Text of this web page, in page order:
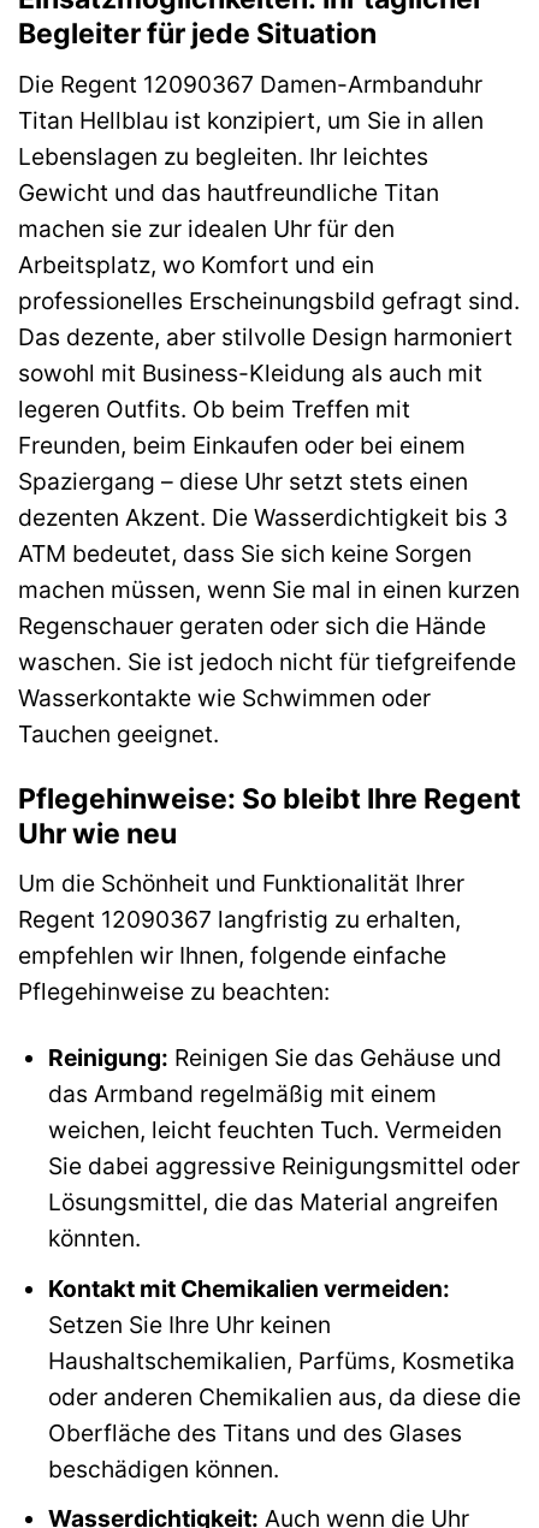
Begleiter für jede Situation
Die Regent 12090367 Damen-Armbanduhr
Titan Hellblau ist konzipiert, um Sie in allen
Lebenslagen zu begleiten. Ihr leichtes
Gewicht und das hautfreundliche Titan
machen sie zur idealen Uhr für den
Arbeitsplatz, wo Komfort und ein
professionelles Erscheinungsbild gefragt sind.
Das dezente, aber stilvolle Design harmoniert
sowohl mit Business-Kleidung als auch mit
legeren Outfits. Ob beim Treffen mit
Freunden, beim Einkaufen oder bei einem
Spaziergang – diese Uhr setzt stets einen
dezenten Akzent. Die Wasserdichtigkeit bis 3
ATM bedeutet, dass Sie sich keine Sorgen
machen müssen, wenn Sie mal in einen kurzen
Regenschauer geraten oder sich die Hände
waschen. Sie ist jedoch nicht für tiefgreifende
Wasserkontakte wie Schwimmen oder
Tauchen geeignet.
Pflegehinweise: So bleibt Ihre Regent
Uhr wie neu
Um die Schönheit und Funktionalität Ihrer
Regent 12090367 langfristig zu erhalten,
empfehlen wir Ihnen, folgende einfache
Pflegehinweise zu beachten:
Reinigung: Reinigen Sie das Gehäuse und
das Armband regelmäßig mit einem
weichen, leicht feuchten Tuch. Vermeiden
Sie dabei aggressive Reinigungsmittel oder
Lösungsmittel, die das Material angreifen
könnten.
Kontakt mit Chemikalien vermeiden:
Setzen Sie Ihre Uhr keinen
Haushaltschemikalien, Parfüms, Kosmetika
oder anderen Chemikalien aus, da diese die
Oberfläche des Titans und des Glases
beschädigen können.
Wasserdichtigkeit: Auch wenn die Uhr